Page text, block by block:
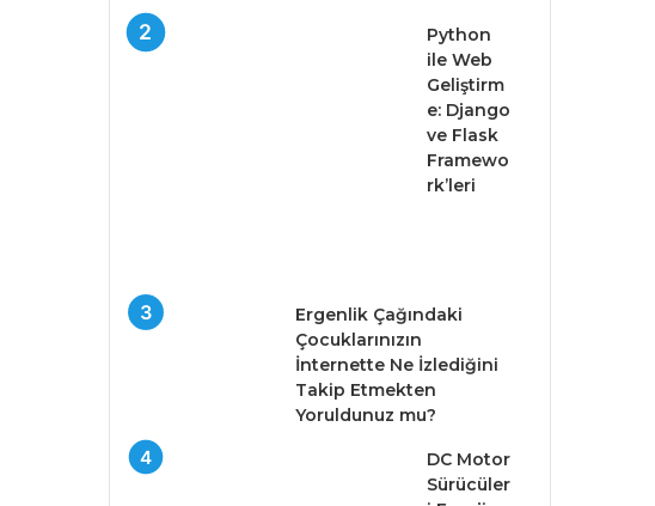
Python
ile Web
Geliştirm
e: Django
ve Flask
Framewo
rk’leri
Ergenlik Çağındaki
Çocuklarınızın
İnternette Ne İzlediğini
Takip Etmekten
Yoruldunuz mu?
DC Motor
Sürücüler